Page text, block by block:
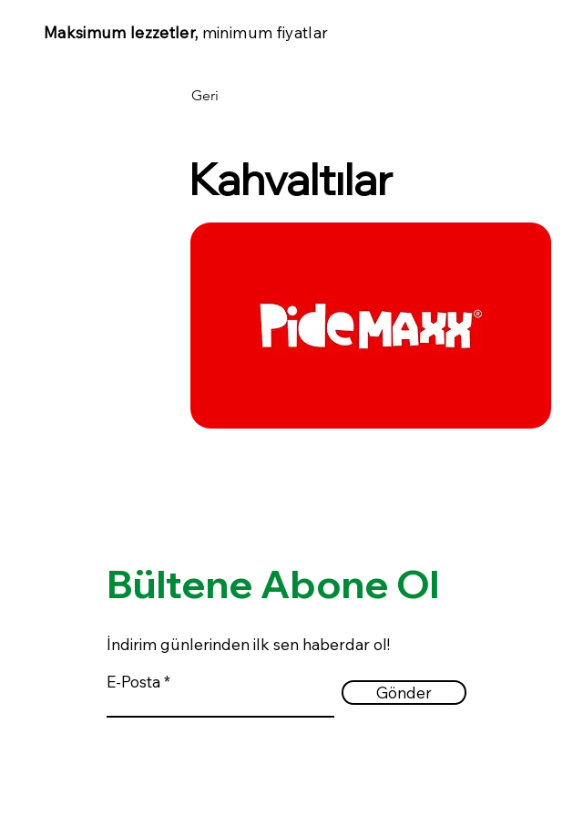
Maksimum lezzetler, minimum fiyatlar
Geri
Kahvaltılar
Bültene Abone Ol
İndirim günlerinden ilk sen haberdar ol!
E-Posta
Gönder